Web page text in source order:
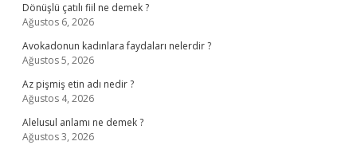
Dönüşlü çatılı fiil ne demek ?
Ağustos 6, 2026
Avokadonun kadınlara faydaları nelerdir ?
Ağustos 5, 2026
Az pişmiş etin adı nedir ?
Ağustos 4, 2026
Alelusul anlamı ne demek ?
Ağustos 3, 2026